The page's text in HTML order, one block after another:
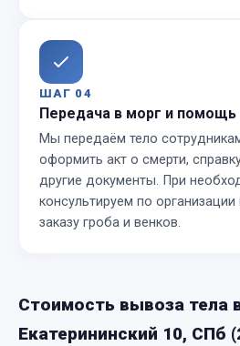
ШАГ 04
Передача в морг и
Мы передаём тело
оформить акт о смерти,
другие документы. При
консультируем по
заказу гроба и венков.
Стоимость вывоза тела
Екатерининский 10, СПб